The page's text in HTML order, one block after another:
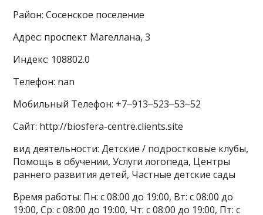
Район: Сосенское поселение
Адрес: проспект Магеллана, 3
Индекс: 108802.0
Телефон: nan
Мобильный Телефон: +7‒913‒523‒53‒52
Сайт: http://biosfera-centre.clients.site
вид деятельности: Детские / подростковые клубы,
Помощь в обучении, Услуги логопеда, Центры
раннего развития детей, Частные детские сады
Время работы: Пн: с 08:00 до 19:00, Вт: с 08:00 до
19:00, Ср: с 08:00 до 19:00, Чт: с 08:00 до 19:00, Пт: с